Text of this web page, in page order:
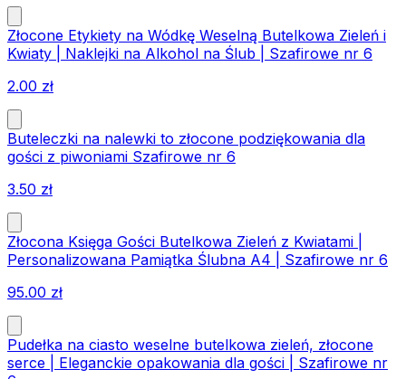
Złocone Etykiety na Wódkę Weselną Butelkowa Zieleń i
Kwiaty | Naklejki na Alkohol na Ślub | Szafirowe nr 6
2.00 zł
Buteleczki na nalewki to złocone podziękowania dla
gości z piwoniami Szafirowe nr 6
3.50 zł
Złocona Księga Gości Butelkowa Zieleń z Kwiatami |
Personalizowana Pamiątka Ślubna A4 | Szafirowe nr 6
95.00 zł
Pudełka na ciasto weselne butelkowa zieleń, złocone
serce | Eleganckie opakowania dla gości | Szafirowe nr